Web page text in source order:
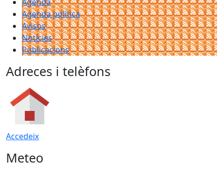
Agenda política
Avisos
Notícies
Publicacions
Adreces i telèfons
Accedeix
Meteo